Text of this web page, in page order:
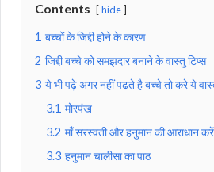
Contents hide
1 बच्चों के जिद्दी होने के कारण
2 जिद्दी बच्चे को समझदार बनाने के वास्तु टिप्स
3 ये भी पढ़े अगर नहीं पढते है बच्चे तो करे ये
3.1 मोरपंख
3.2 माँ सरस्वती और हनुमान की आराधान करें
3.3 हनुमान चालीसा का पाठ